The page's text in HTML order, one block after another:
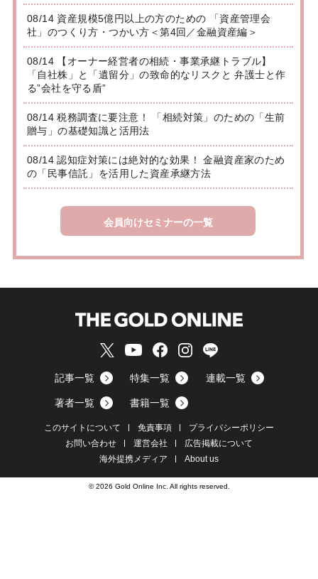
08/14 資産規模5億円以上の方のための 「資産管理会
社」のつくり方・つかい方＜第4回／金融資産編＞
08/14 【オーナー経営者の相続・事業承継トラブル】
「自社株」と「遺留分」の致命的なリスクと 弁護士と作
る”会社を守る盾”
08/14 税務調査に要注意！ 「相続対策」のための「生前
贈与」の基礎知識と活用法
08/14 認知症対策には絶対的な効果！ 金融資産家のため
の「民事信託」を活用した資産承継方法
会員向けセミナーの一覧
記事一覧 特集一覧 連載一覧
著者一覧 書籍一覧
このサイトについて 免責事項
プライバシーポリシー
お問い合わせ
運営会社
広告掲載について
海外提携メディア
About us
© 2026 Gold Online Inc. All rights reserved.